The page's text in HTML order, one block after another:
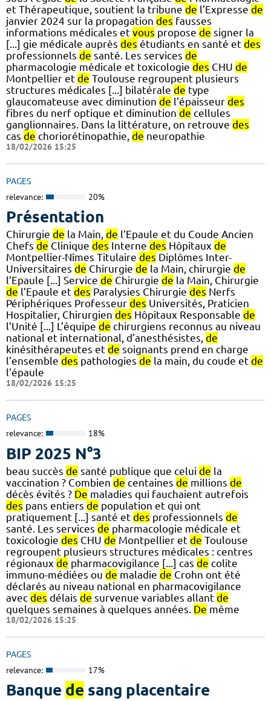
et Thérapeutique, soutient la tribune de l’Expresse de
janvier 2024 sur la propagation des fausses
informations médicales et vous propose de signer la
[...] gie médicale auprès des étudiants en santé et des
professionnels de santé. Les services de
pharmacologie médicale et toxicologie des CHU de
Montpellier et de Toulouse regroupent plusieurs
structures médicales [...] bilatérale de type
glaucomateuse avec diminution de l’épaisseur des
fibres du nerf optique et diminution de cellules
ganglionnaires. Dans la littérature, on retrouve des
cas de choriorétinopathie, de neuropathie
18/02/2026 15:25
PAGES
relevance: 20%
Présentation
Chirurgie de la Main, de l’Epaule et du Coude Ancien
Chefs de Clinique des Interne des Hôpitaux de
Montpellier-Nîmes Titulaire des Diplômes Inter-
Universitaires de Chirurgie de la Main, chirurgie de
l’Epaule [...] Service de Chirurgie de la Main, Chirurgie
de l’Epaule et des Paralysies Chirurgie des Nerfs
Périphériques Professeur des Universités, Praticien
Hospitalier, Chirurgien des Hôpitaux Responsable de
l’Unité [...] L’équipe de chirurgiens reconnus au niveau
national et international, d’anesthésistes, de
kinésithérapeutes et de soignants prend en charge
l’ensemble des pathologies de la main, du coude et de
l'épaule
18/02/2026 15:25
PAGES
relevance: 18%
BIP 2025 N°3
beau succès de santé publique que celui de la
vaccination ? Combien de centaines de millions de
décès évités ? De maladies qui fauchaient autrefois
des pans entiers de population et qui ont
pratiquement [...] santé et des professionnels de
santé. Les services de pharmacologie médicale et
toxicologie des CHU de Montpellier et de Toulouse
regroupent plusieurs structures médicales : centres
régionaux de pharmacovigilance [...] cas de colite
immuno-médiées ou de maladie de Crohn ont été
déclarés au niveau national en pharmacovigilance
avec des délais de survenue variables allant de
quelques semaines à quelques années. De même
18/02/2026 15:25
PAGES
relevance: 17%
Banque de sang placentaire